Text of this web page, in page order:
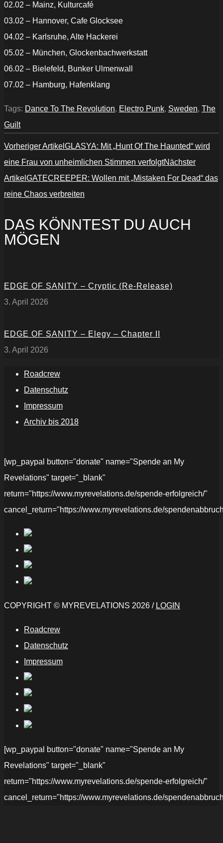
02.02 – Mainz, Kulturcafé
03.02 – Hannover, Cafe Glocksee
04.02 – Karlsruhe, Alte Hackerei
05.02 – München, Glockenbachwerkstatt
06.02 – Bielefeld, Bunker Ulmenwall
07.02 – Hamburg, Hafenklang
Tags: Dance To The Revolution, Electro Punk, Sweden, The
Guilt
Vorheriger Artikel GLASYA: Mit „Hunt Of The Haunted“ wird
eine Frau von unheimlichen Stimmen verfolgtNächster
Artikel GATECREEPER: Wollen mit „Mistaken For Dead“ das
reine Chaos verbreiten
DAS KÖNNTEST DU AUCH
MÖGEN
EDGE OF SANITY – Cryptic (Re-Release)
3. April 2026
EDGE OF SANITY – Elegy – Chapter II
3. April 2026
Roadcrew
Datenschutz
Impressum
Archiv bis 2018
[wp_paypal button="donate" name="Spende an My
Revelations" target="_blank"
return="https://www.myrevelations.de/spende-erfolgreich/"
cancel_return="https://www.myrevelations.de/
COPYRIGHT © MYREVELATIONS 2026 / LOGIN
Roadcrew
Datenschutz
Impressum
[wp_paypal button="donate" name="Spende an My
Revelations" target="_blank"
return="https://www.myrevelations.de/spende-erfolgreich/"
cancel_return="https://www.myrevelations.de/